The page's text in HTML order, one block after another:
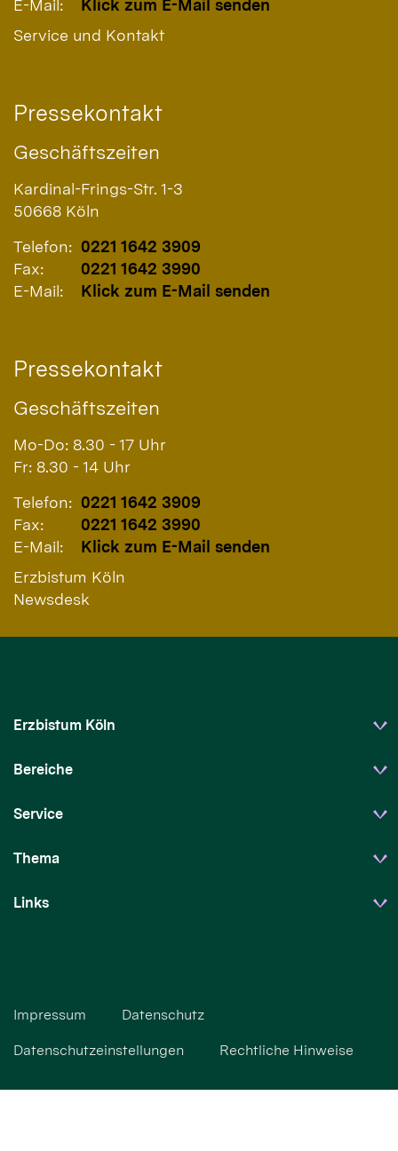
E-Mail:
Klick zum E-Mail senden
Service und Kontakt
Pressekontakt
Geschäftszeiten
Kardinal-Frings-Str. 1-3
50668 Köln
Telefon: 0221 1642 3909
Fax:
0221 1642 3990
E-Mail:
Klick zum E-Mail senden
Pressekontakt
Geschäftszeiten
Mo-Do: 8.30 - 17 Uhr
Fr: 8.30 - 14 Uhr
Telefon: 0221 1642 3909
Fax:
0221 1642 3990
E-Mail:
Klick zum E-Mail senden
Erzbistum Köln
Newsdesk
Erzbistum Köln
Bereiche
Service
Thema
Links
Impressum Datenschutz
Datenschutzeinstellungen Rechtliche Hinweise